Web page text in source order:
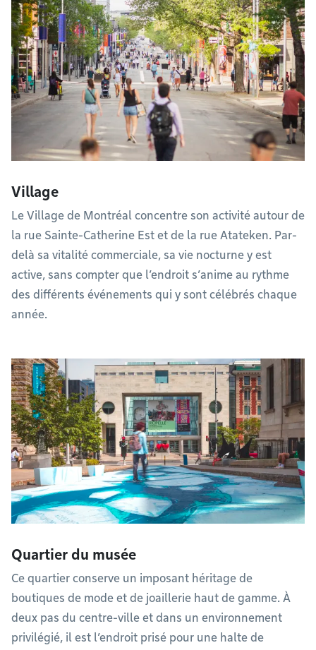
Village
Le Village de Montréal concentre son activité autour de
la rue Sainte-Catherine Est et de la rue Atateken. Par-
delà sa vitalité commerciale, sa vie nocturne y est
active, sans compter que l’endroit s’anime au rythme
des différents événements qui y sont célébrés chaque
année.
Quartier du musée
Ce quartier conserve un imposant héritage de
boutiques de mode et de joaillerie haut de gamme. À
deux pas du centre-ville et dans un environnement
privilégié, il est l’endroit prisé pour une halte de